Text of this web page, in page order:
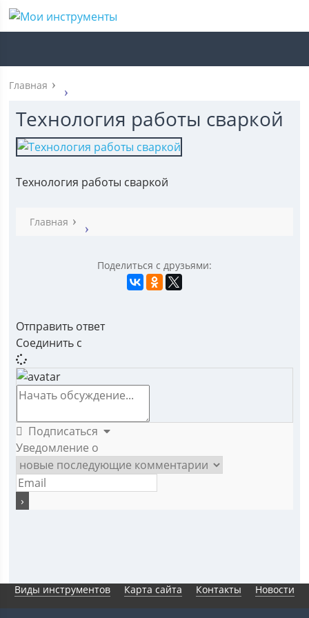
Главная
Технология работы сваркой
Технология работы сваркой
Главная
Поделиться с друзьями:
Отправить ответ
Соединить с
Подписаться
Уведомление о
Виды инструментов Карта сайта Контакты Новости